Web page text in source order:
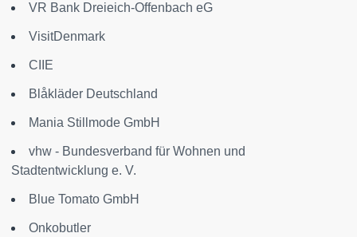
VR Bank Dreieich-Offenbach eG
VisitDenmark
CIIE
Blåkläder Deutschland
Mania Stillmode GmbH
vhw - Bundesverband für Wohnen und
Stadtentwicklung e. V.
Blue Tomato GmbH
Onkobutler